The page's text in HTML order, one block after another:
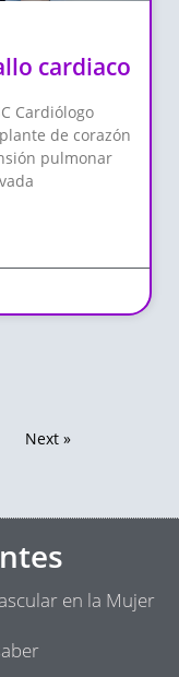
cardiaco
Cardiólogo
de corazón
pulmonar
Next »
en la Mujer